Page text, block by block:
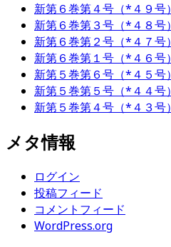
新第６巻第４号（*４９号）
新第６巻第３号（*４８号）
新第６巻第２号（*４７号）
新第６巻第１号（*４６号）
新第５巻第６号（*４５号）
新第５巻第５号（*４４号）
新第５巻第４号（*４３号）
メタ情報
ログイン
投稿フィード
コメントフィード
WordPress.org